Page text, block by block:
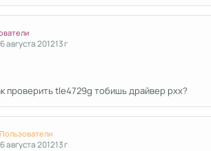
августа 201213 г
проверить tle4729g тобишь драйвер рхх?
августа 201213 г